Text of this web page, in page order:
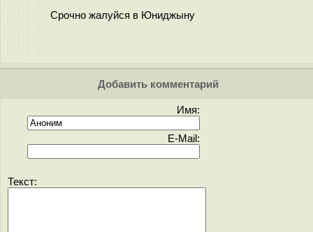
Срочно жалуйся в Юниджыну
Добавить комментарий
Имя:
E-Mail:
Текст: